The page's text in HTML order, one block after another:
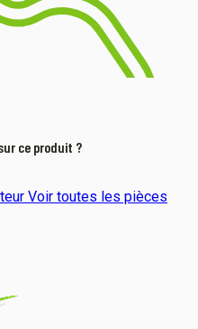
ce produit ?
Voir toutes les pièces